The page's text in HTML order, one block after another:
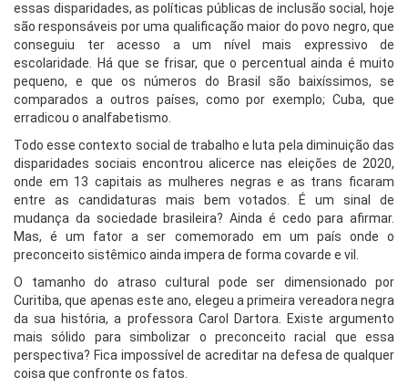
essas disparidades, as políticas públicas de inclusão social, hoje
são responsáveis por uma qualificação maior do povo negro, que
conseguiu ter acesso a um nível mais expressivo de
escolaridade. Há que se frisar, que o percentual ainda é muito
pequeno, e que os números do Brasil são baixíssimos, se
comparados a outros países, como por exemplo; Cuba, que
erradicou o analfabetismo.
Todo esse contexto social de trabalho e luta pela diminuição das
disparidades sociais encontrou alicerce nas eleições de 2020,
onde em 13 capitais as mulheres negras e as trans ficaram
entre as candidaturas mais bem votados. É um sinal de
mudança da sociedade brasileira? Ainda é cedo para afirmar.
Mas, é um fator a ser comemorado em um país onde o
preconceito sistêmico ainda impera de forma covarde e vil.
O tamanho do atraso cultural pode ser dimensionado por
Curitiba, que apenas este ano, elegeu a primeira vereadora negra
da sua história, a professora Carol Dartora. Existe argumento
mais sólido para simbolizar o preconceito racial que essa
perspectiva? Fica impossível de acreditar na defesa de qualquer
coisa que confronte os fatos.